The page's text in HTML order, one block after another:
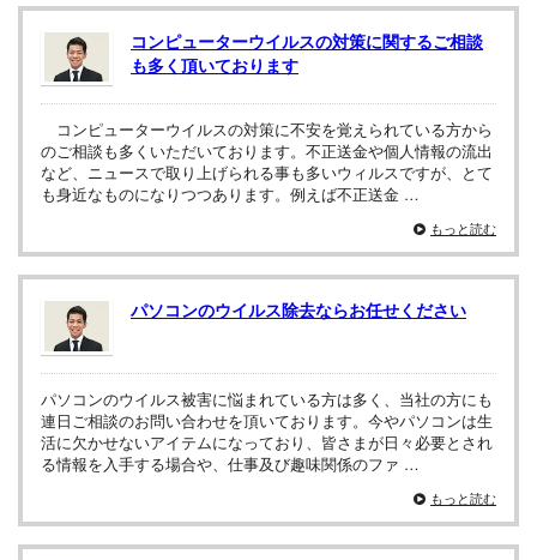
コンピューターウイルスの対策に関するご相談
も多く頂いております
コンピューターウイルスの対策に不安を覚えられている方から
のご相談も多くいただいております。不正送金や個人情報の流出
など、ニュースで取り上げられる事も多いウィルスですが、とて
も身近なものになりつつあります。例えば不正送金 …
もっと読む
パソコンのウイルス除去ならお任せください
パソコンのウイルス被害に悩まれている方は多く、当社の方にも
連日ご相談のお問い合わせを頂いております。今やパソコンは生
活に欠かせないアイテムになっており、皆さまが日々必要とされ
る情報を入手する場合や、仕事及び趣味関係のファ …
もっと読む